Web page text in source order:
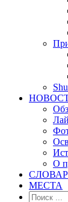
О
МЕСТА